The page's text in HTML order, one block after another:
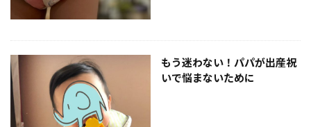
もう迷わない！パパが出産祝
いで悩まないために